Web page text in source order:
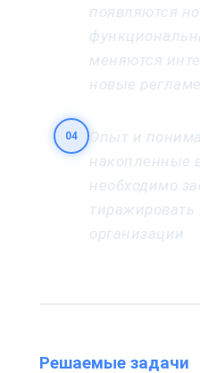
появляются
меняются
новые
04
Опыт и
накопленные
необходимо
тиражировать
организации.
Решаемые задачи